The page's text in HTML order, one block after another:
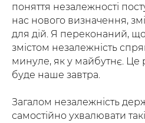
поняття незалежності
нас нового визначення,
для дій. Я переконаний,
змістом незалежність
минуле, як у майбутнє. Це
буде наше завтра.
Загалом незалежність
самостійно ухвалювати